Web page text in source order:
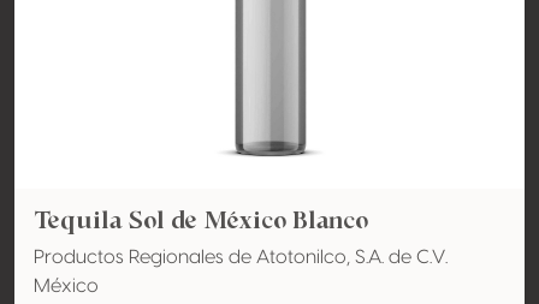
Tequila Sol de México Blanco
Productos Regionales de Atotonilco, S.A. de C.V.
México